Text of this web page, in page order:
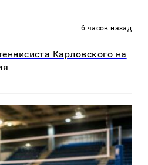
6 часов назад
Карловского на